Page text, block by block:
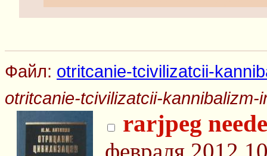
Файл: otritcanie-tcivilizatcii-
otritcanie-tcivilizatcii-kannibalizm-
rarjpeg